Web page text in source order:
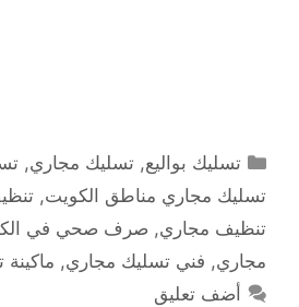
التصنيفات
تسليك بواليع,تسليك مجاري,
تسليك مجاري مناطق الكويت,
تنظيف مجاري, صرف صحي في
مجاري, فني تسليك مجاري,
أضف تعليق